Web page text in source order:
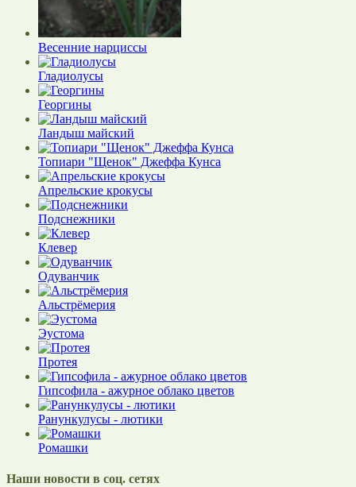
Весенние нарциссы
Гладиолусы
Георгины
Ландыш майский
Топиари "Щенок" Джеффа Кунса
Апрельские крокусы
Подснежники
Клевер
Одуванчик
Альстрёмерия
Эустома
Протея
Гипсофила - ажурное облако цветов
Ранункулусы - лютики
Ромашки
Наши новости в соц. сетях